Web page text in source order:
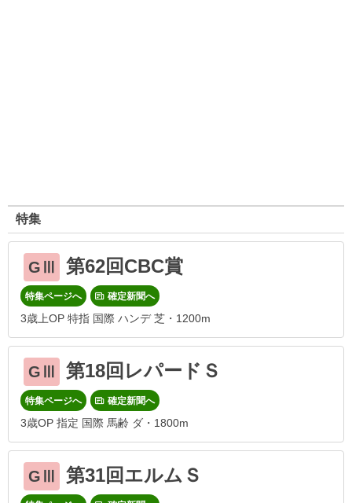
特集
GⅢ 第62回CBC賞
特集ページへ 確定新聞へ
3歳上OP 特指 国際 ハンデ 芝・1200m
GⅢ 第18回レパードＳ
特集ページへ 確定新聞へ
3歳OP 指定 国際 馬齢 ダ・1800m
GⅢ 第31回エルムＳ